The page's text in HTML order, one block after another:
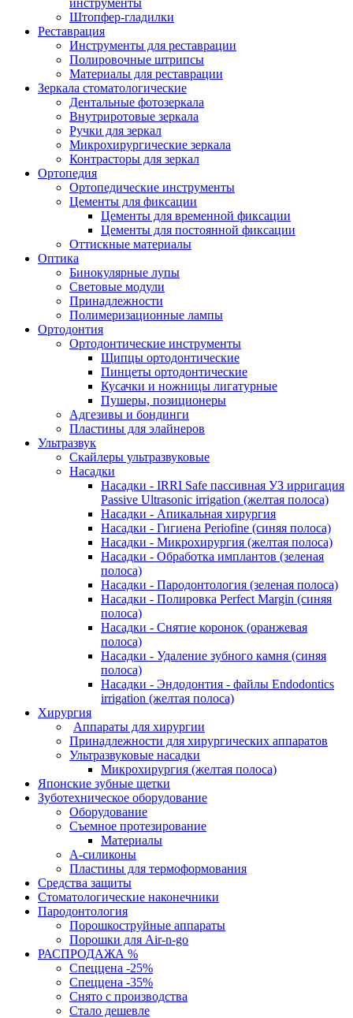
Штопфер-гладилки
Реставрация
Инструменты для реставрации
Полировочные штрипсы
Материалы для реставрации
Зеркала стоматологические
Дентальные фотозеркала
Внутриротовые зеркала
Ручки для зеркал
Микрохирургические зеркала
Контрасторы для зеркал
Ортопедия
Ортопедические инструменты
Цементы для фиксации
Цементы для временной фиксации
Цементы для постоянной фиксации
Оттискные материалы
Оптика
Бинокулярные лупы
Световые модули
Принадлежности
Полимеризационные лампы
Ортодонтия
Ортодонтические инструменты
Щипцы ортодонтические
Пинцеты ортодонтические
Кусачки и ножницы лигатурные
Пушеры, позиционеры
Адгезивы и бондинги
Пластины для элайнеров
Ультразвук
Скайлеры ультразвуковые
Насадки
Насадки - IRRI Safe пассивная УЗ ирригация
Passive Ultrasonic irrigation (желтая полоса)
Насадки - Апикальная хирургия
Насадки - Гигиена Periofine (синяя полоса)
Насадки - Микрохирургия (желтая полоса)
Насадки - Обработка имплантов (зеленая
полоса)
Насадки - Пародонтология (зеленая полоса)
Насадки - Полировка Perfect Margin (синяя
полоса)
Насадки - Снятие коронок (оранжевая
полоса)
Насадки - Удаление зубного камня (синяя
полоса)
Насадки - Эндодонтия - файлы Endodontics
irrigation (желтая полоса)
Хирургия
Аппараты для хирургии
Принадлежности для хирургических аппаратов
Ультразвуковые насадки
Микрохирургия (желтая полоса)
Японские зубные щетки
Зуботехническое оборудование
Оборудование
Съемное протезирование
Материалы
А-силиконы
Пластины для термоформования
Средства защиты
Стоматологические наконечники
Пародонтология
Порошкоструйные аппараты
Порошки для Air-n-go
РАСПРОДАЖА %
Спеццена -25%
Спеццена -35%
Снято с производства
Стало дешевле